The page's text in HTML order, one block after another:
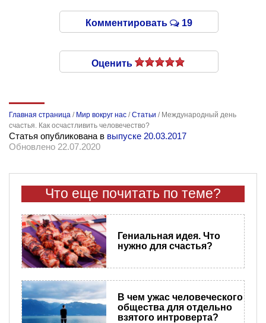
Комментировать 19
Оценить
Главная страница / Мир вокруг нас /Статьи / Международный день
счастья. Как осчастливить человечество?
Статья опубликована в выпуске 20.03.2017
Обновлено 22.07.2020
Что еще почитать по теме?
Гениальная идея. Что
нужно для счастья?
В чем ужас человеческого
общества для отдельно
взятого интроверта?